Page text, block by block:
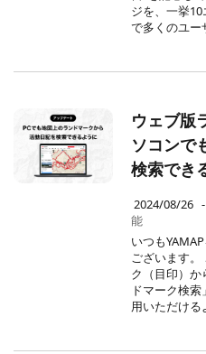
ジを、一挙
で多くのユ
ウェブ版
ソコンで
検索でき
2024/08/26 -
能
いつも
ございます。
ク（目印）か
ドマーク検
用いただけ